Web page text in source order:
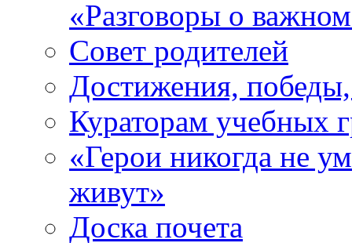
«Разговоры о
Совет родителей
Достижения,
Кураторам учебных
«Герои никогда не
живут»
Доска почета